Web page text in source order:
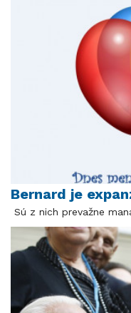
Bernard je
Sú z nich prevažne